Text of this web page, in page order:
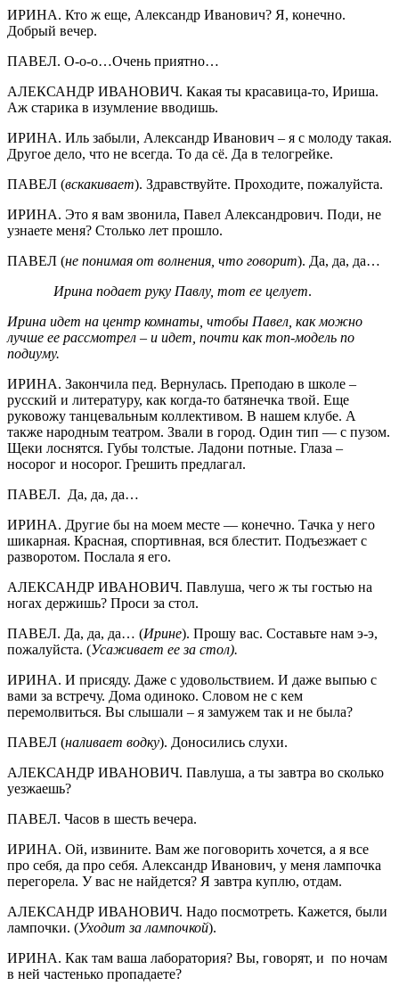
ИРИНА. Кто ж еще, Александр Иванович? Я, конечно.
Добрый вечер.
ПАВЕЛ. О-о-о…Очень приятно…
АЛЕКСАНДР ИВАНОВИЧ. Какая ты красавица-то, Ириша.
Аж старика в изумление вводишь.
ИРИНА. Иль забыли, Александр Иванович – я с молоду такая.
Другое дело, что не всегда. То да сё. Да в телогрейке.
ПАВЕЛ (вскакивает). Здравствуйте. Проходите, пожалуйста.
ИРИНА. Это я вам звонила, Павел Александрович. Поди, не
узнаете меня? Столько лет прошло.
ПАВЕЛ (не понимая от волнения, что говорит). Да, да, да…
Ирина подает руку Павлу, тот ее целует.
Ирина идет на центр комнаты, чтобы Павел, как можно
лучше ее рассмотрел – и идет, почти как топ-модель по
подиуму.
ИРИНА. Закончила пед. Вернулась. Преподаю в школе –
русский и литературу, как когда-то батянечка твой. Еще
руковожу танцевальным коллективом. В нашем клубе. А
также народным театром. Звали в город. Один тип — с пузом.
Щеки лоснятся. Губы толстые. Ладони потные. Глаза –
носорог и носорог. Грешить предлагал.
ПАВЕЛ. Да, да, да…
ИРИНА. Другие бы на моем месте — конечно. Тачка у него
шикарная. Красная, спортивная, вся блестит. Подъезжает с
разворотом. Послала я его.
АЛЕКСАНДР ИВАНОВИЧ. Павлуша, чего ж ты гостью на
ногах держишь? Проси за стол.
ПАВЕЛ. Да, да, да… (Ирине). Прошу вас. Составьте нам э-э,
пожалуйста. (Усаживает ее за стол).
ИРИНА. И присяду. Даже с удовольствием. И даже выпью с
вами за встречу. Дома одиноко. Словом не с кем
перемолвиться. Вы слышали – я замужем так и не была?
ПАВЕЛ (наливает водку). Доносились слухи.
АЛЕКСАНДР ИВАНОВИЧ. Павлуша, а ты завтра во сколько
уезжаешь?
ПАВЕЛ. Часов в шесть вечера.
ИРИНА. Ой, извините. Вам же поговорить хочется, а я все
про себя, да про себя. Александр Иванович, у меня лампочка
перегорела. У вас не найдется? Я завтра куплю, отдам.
АЛЕКСАНДР ИВАНОВИЧ. Надо посмотреть. Кажется, были
лампочки. (Уходит за лампочкой).
ИРИНА. Как там ваша лаборатория? Вы, говорят, и по ночам
в ней частенько пропадаете?